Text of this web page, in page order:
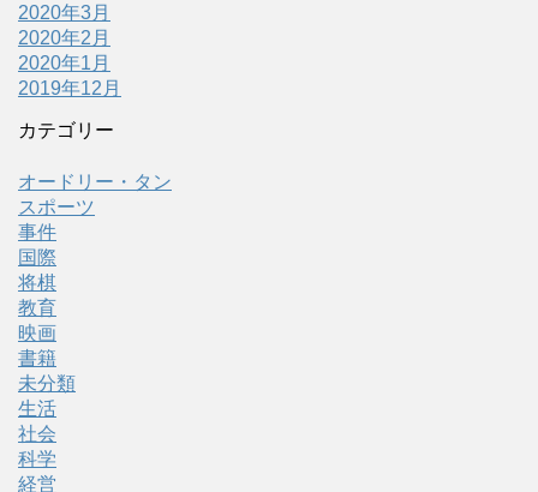
2020年3月
2020年2月
2020年1月
2019年12月
カテゴリー
オードリー・タン
スポーツ
事件
国際
将棋
教育
映画
書籍
未分類
生活
社会
科学
経営